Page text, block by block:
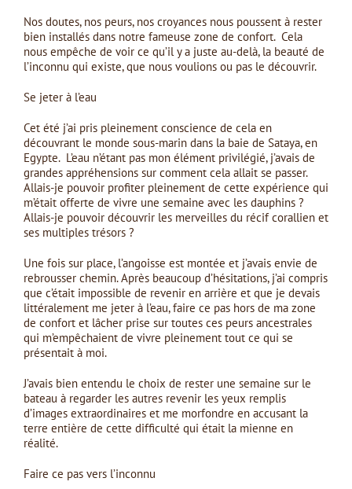
Nos doutes, nos peurs, nos croyances nous poussent à rester
bien installés dans notre fameuse zone de confort. Cela
nous empêche de voir ce qu’il y a juste au-delà, la beauté de
l’inconnu qui existe, que nous voulions ou pas le découvrir.
Se jeter à l’eau
Cet été j’ai pris pleinement conscience de cela en
découvrant le monde sous-marin dans la baie de Sataya, en
Egypte. L’eau n’étant pas mon élément privilégié, j’avais de
grandes appréhensions sur comment cela allait se passer.
Allais-je pouvoir profiter pleinement de cette expérience qui
m’était offerte de vivre une semaine avec les dauphins ?
Allais-je pouvoir découvrir les merveilles du récif corallien et
ses multiples trésors ?
Une fois sur place, l’angoisse est montée et j’avais envie de
rebrousser chemin. Après beaucoup d’hésitations, j’ai compris
que c’était impossible de revenir en arrière et que je devais
littéralement me jeter à l’eau, faire ce pas hors de ma zone
de confort et lâcher prise sur toutes ces peurs ancestrales
qui m’empêchaient de vivre pleinement tout ce qui se
présentait à moi.
J’avais bien entendu le choix de rester une semaine sur le
bateau à regarder les autres revenir les yeux remplis
d’images extraordinaires et me morfondre en accusant la
terre entière de cette difficulté qui était la mienne en
réalité.
Faire ce pas vers l’inconnu